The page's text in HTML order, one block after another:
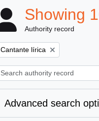
Showing
Authority record
Remove filter:
Cantante lírica
Advanced search